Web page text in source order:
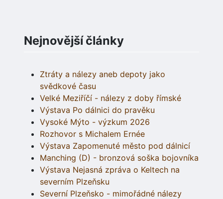
Nejnovější články
Ztráty a nálezy aneb depoty jako
svědkové času
Velké Meziříčí - nálezy z doby římské
Výstava Po dálnici do pravěku
Vysoké Mýto - výzkum 2026
Rozhovor s Michalem Ernée
Výstava Zapomenuté město pod dálnicí
Manching (D) - bronzová soška bojovníka
Výstava Nejasná zpráva o Keltech na
severním Plzeňsku
Severní Plzeňsko - mimořádné nálezy